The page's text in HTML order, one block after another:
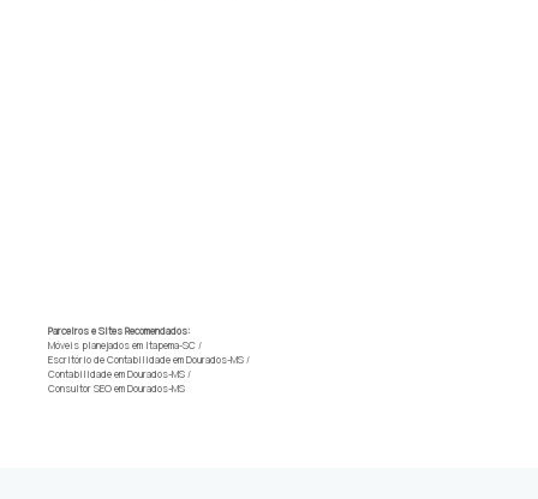
Parceiros e Sites Recomendados:
Móveis planejados em Itapema-SC /
Escritório de Contabilidade em Dourados-MS /
Contabilidade em Dourados-MS /
Consultor SEO em Dourados-MS